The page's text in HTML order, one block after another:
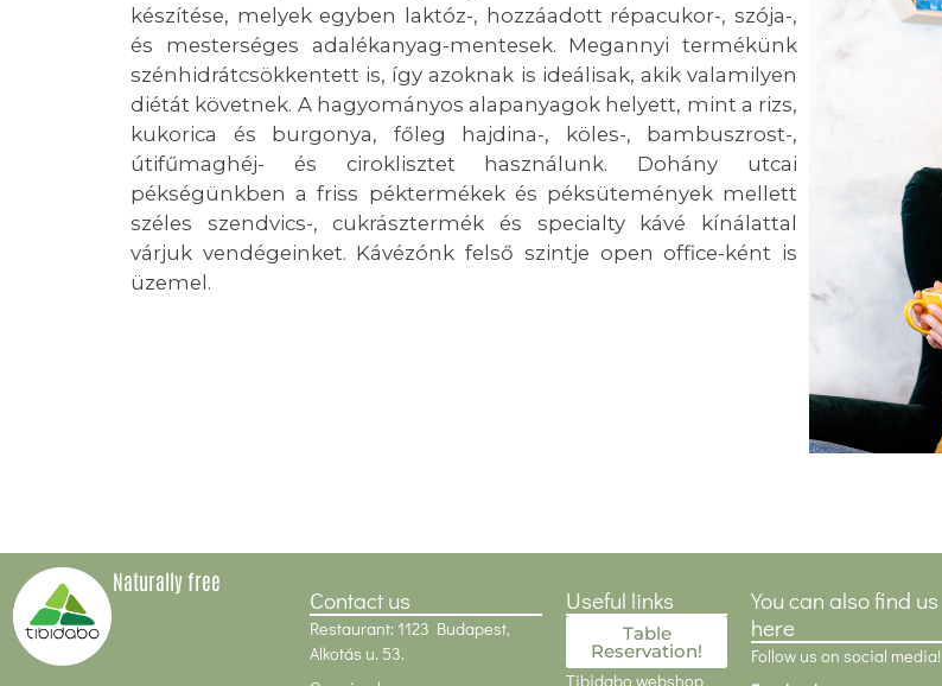
készítése, melyek egyben laktóz-, hozzáadott répacukor-, szója-,
és mesterséges adalékanyag-mentesek. Megannyi termékünk
szénhidrátcsökkentett is, így azoknak is ideálisak, akik valamilyen
diétát követnek. A hagyományos alapanyagok helyett, mint a rizs,
kukorica és burgonya, főleg hajdina-, köles-, bambuszrost-,
útifűmaghéj- és ciroklisztet használunk. Dohány utcai
pékségünkben a friss péktermékek és péksütemények mellett
széles szendvics-, cukrásztermék és specialty kávé kínálattal
várjuk vendégeinket. Kávézónk felső szintje open office-ként is
üzemel.
Naturally free
Contact us
Restaurant: 1123 Budapest,
Alkotás u. 53.
Useful links
Table
Reservation!
Tibidabo webshop
You can also find us
here
Follow us on social media!